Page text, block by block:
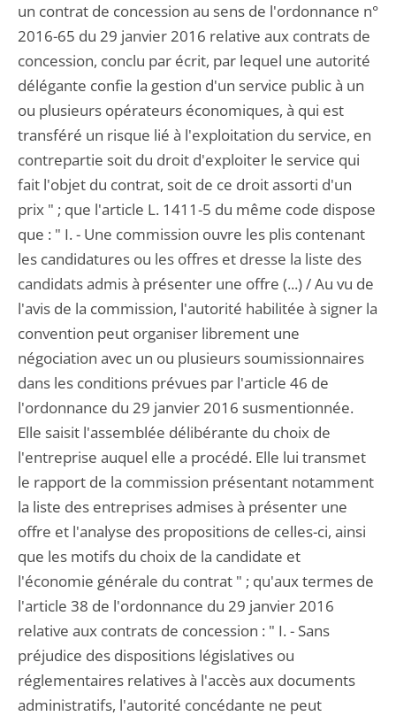
un contrat de concession au sens de l'ordonnance n°
2016-65 du 29 janvier 2016 relative aux contrats de
concession, conclu par écrit, par lequel une autorité
délégante confie la gestion d'un service public à un
ou plusieurs opérateurs économiques, à qui est
transféré un risque lié à l'exploitation du service, en
contrepartie soit du droit d'exploiter le service qui
fait l'objet du contrat, soit de ce droit assorti d'un
prix " ; que l'article L. 1411-5 du même code dispose
que : " I. - Une commission ouvre les plis contenant
les candidatures ou les offres et dresse la liste des
candidats admis à présenter une offre (...) / Au vu de
l'avis de la commission, l'autorité habilitée à signer la
convention peut organiser librement une
négociation avec un ou plusieurs soumissionnaires
dans les conditions prévues par l'article 46 de
l'ordonnance du 29 janvier 2016 susmentionnée.
Elle saisit l'assemblée délibérante du choix de
l'entreprise auquel elle a procédé. Elle lui transmet
le rapport de la commission présentant notamment
la liste des entreprises admises à présenter une
offre et l'analyse des propositions de celles-ci, ainsi
que les motifs du choix de la candidate et
l'économie générale du contrat " ; qu'aux termes de
l'article 38 de l'ordonnance du 29 janvier 2016
relative aux contrats de concession : " I. - Sans
préjudice des dispositions législatives ou
réglementaires relatives à l'accès aux documents
administratifs, l'autorité concédante ne peut